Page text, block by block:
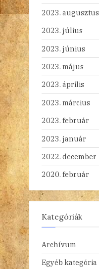
2023. augusztus
2023. július
2023. június
2023. május
2023. április
2023. március
2023. február
2023. január
2022. december
2020. február
Kategóriák
Archívum
Egyéb kategória